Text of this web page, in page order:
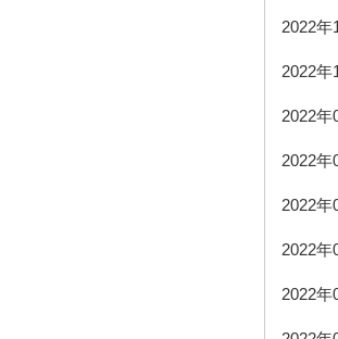
2022年
2022年
2022年
2022年
2022年
2022年
2022年